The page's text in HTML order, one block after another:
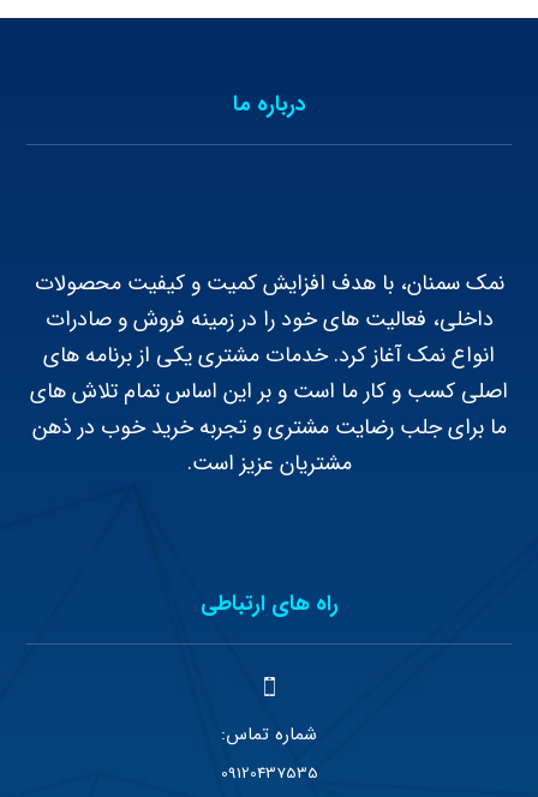
درباره ما
نمک سمنان، با هدف افزایش کمیت و کیفیت محصولات
داخلی، فعالیت های خود را در زمینه فروش و صادرات
انواع نمک آغاز کرد. خدمات مشتری یکی از برنامه های
اصلی کسب و کار ما است و بر این اساس تمام تلاش های
ما برای جلب رضایت مشتری و تجربه خرید خوب در ذهن
مشتریان عزیز است.
راه های ارتباطی
شماره تماس:
09120437535